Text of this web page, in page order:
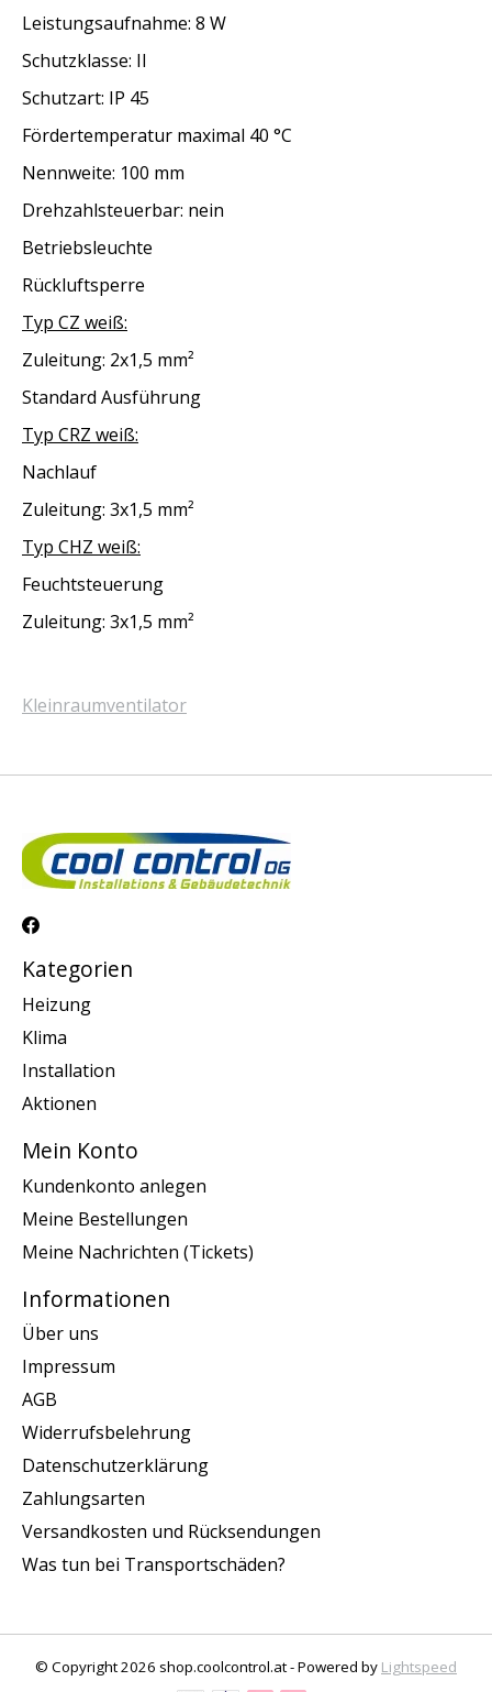
Leistungsaufnahme: 8 W
Schutzklasse: II
Schutzart: IP 45
Fördertemperatur maximal 40 °C
Nennweite: 100 mm
Drehzahlsteuerbar: nein
Betriebsleuchte
Rückluftsperre
Typ CZ weiß:
Zuleitung: 2x1,5 mm²
Standard Ausführung
Typ CRZ weiß:
Nachlauf
Zuleitung: 3x1,5 mm²
Typ CHZ weiß:
Feuchtsteuerung
Zuleitung: 3x1,5 mm²
Kleinraumventilator
Kategorien
Heizung
Klima
Installation
Aktionen
Mein Konto
Kundenkonto anlegen
Meine Bestellungen
Meine Nachrichten (Tickets)
Informationen
Über uns
Impressum
AGB
Widerrufsbelehrung
Datenschutzerklärung
Zahlungsarten
Versandkosten und Rücksendungen
Was tun bei Transportschäden?
© Copyright 2026 shop.coolcontrol.at - Powered by Lightspeed